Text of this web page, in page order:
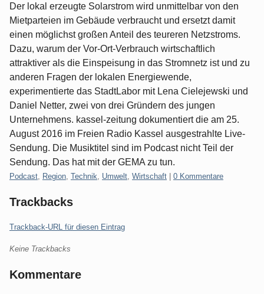
Der lokal erzeugte Solarstrom wird unmittelbar von den
Mietparteien im Gebäude verbraucht und ersetzt damit
einen möglichst großen Anteil des teureren Netzstroms.
Dazu, warum der Vor-Ort-Verbrauch wirtschaftlich
attraktiver als die Einspeisung in das Stromnetz ist und zu
anderen Fragen der lokalen Energiewende,
experimentierte das StadtLabor mit Lena Cielejewski und
Daniel Netter, zwei von drei Gründern des jungen
Unternehmens. kassel-zeitung dokumentiert die am 25.
August 2016 im Freien Radio Kassel ausgestrahlte Live-
Sendung. Die Musiktitel sind im Podcast nicht Teil der
Sendung. Das hat mit der GEMA zu tun.
Kategorien:
Podcast Region Technik Umwelt Wirtschaft 0 Kommentare
Trackbacks
Trackback-URL für diesen Eintrag
Keine Trackbacks
Kommentare